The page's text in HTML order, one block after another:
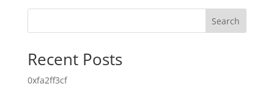
Search
Recent Posts
0xfa2ff3cf